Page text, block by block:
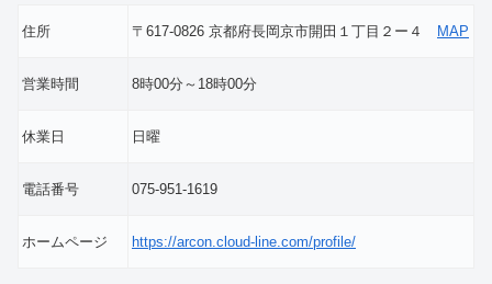
住所 〒617-0826 京都府長岡京市開田１丁目２ー４ MAP
営業時間 8時00分～18時00分
休業日 日曜
電話番号 075-951-1619
ホームページ https://arcon.cloud-line.com/profile/